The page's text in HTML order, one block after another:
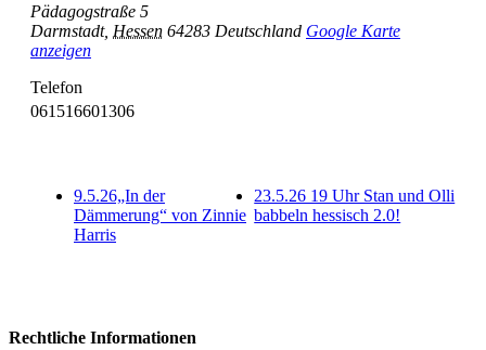
Pädagogstraße 5
Darmstadt, Hessen 64283 Deutschland Google Karte
anzeigen
Telefon
061516601306
9.5.26„In der
Dämmerung“ von Zinnie
Harris
23.5.26 19 Uhr Stan und Olli
babbeln hessisch 2.0!
Rechtliche Informationen